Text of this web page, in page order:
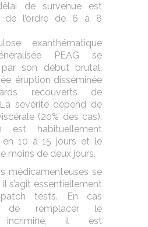
de survenue est
de l’ordre de 6 à 8
exanthématique
PEAG se
par son début brutal,
éruption disséminée
recouverts de
sévérité dépend de
(20% des cas).
est habituellement
en 10 à 15 jours et le
moins de deux jours.
médicamenteuses se
s’agit essentiellement
tests. En cas
de remplacer le
incriminé, il est